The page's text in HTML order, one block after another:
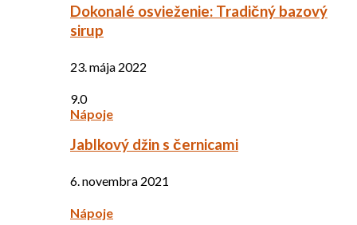
Dokonalé osvieženie: Tradičný bazový
sirup
23. mája 2022
9.0
Nápoje
Jablkový džin s černicami
6. novembra 2021
Nápoje